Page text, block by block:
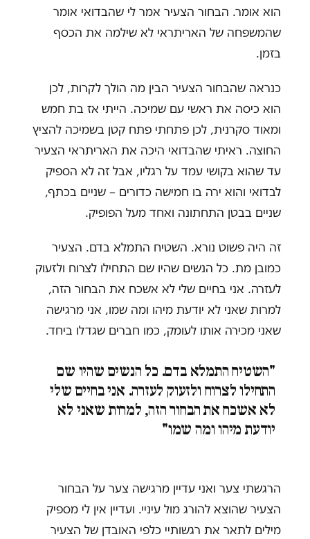
הוא אומר. הבחור הצעיר אמר לי שהבדואי אומר
שהמשפחה של האריתראי לא שילמה את הכסף
בזמן.
כנראה שהבחור הצעיר הבין מה הולך לקרות, לכן
הוא כיסה את ראשי עם שמיכה. הייתי אז בת חמש
ומאוד סקרנית, לכן פתחתי פתח קטן בשמיכה להציץ
החוצה. ראיתי שהבדואי היכה את האריתראי הצעיר
עד שהוא בקושי עמד על רגליו, אבל זה לא הספיק
לבדואי והוא ירה בו חמישה כדורים – שניים בכתף,
שניים בבטן התחתונה ואחד מעל הפופיק.
זה היה פשוט נורא. השטיח התמלא בדם. הצעיר
כמובן מת. כל הנשים שהיו שם התחילו לצרוח ולזעוק
לעזרה. אני בחיים שלי לא אשכח את הבחור הזה,
למרות שאני לא יודעת מיהו ומה שמו, אני מרגישה
שאני מכירה אותו לעומק, כמו חברים שגדלו ביחד.
"השטיח התמלא בדם. כל הנשים שהיו שם
התחילו לצרוח ולזעוק לעזרה. אני בחיים שלי
לא אשכח את הבחור הזה, למרות שאני לא
יודעת מיהו ומה שמו"
הרגשתי צער ואני עדיין מרגישה צער על הבחור
הצעיר שהוצא להורג מול עיניי. ועדיין אין לי מספיק
מילים לתאר את רגשותיי כלפי האובדן של הצעיר